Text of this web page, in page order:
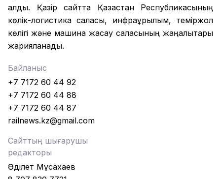
алды. Қазір сайтта Қазақстан Республикасының
көлік-логистика саласы, инфрақұрылым, теміржол
көлігі және машина жасау саласының жаңалықтары
жарияланады.
Байланыс
+7 7172 60 44 92
+7 7172 60 44 88
+7 7172 60 44 87
railnews.kz@gmail.com
Сайттың шығарушы
редакторы
Әділет Мұсахаев